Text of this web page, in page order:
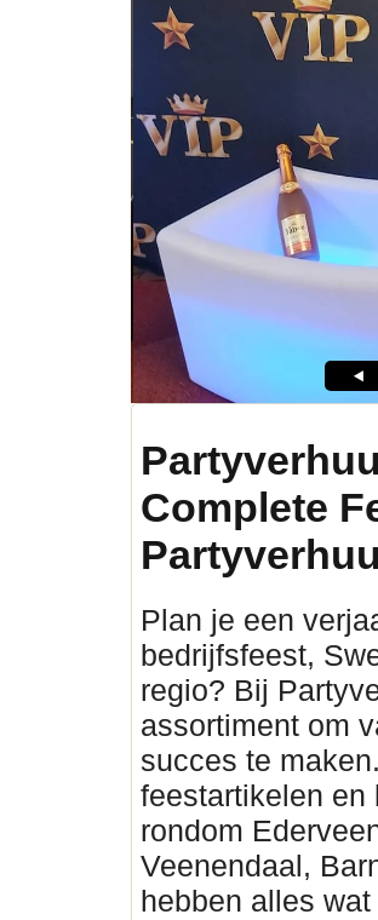
Complete
Plan je een
bedrijfsfeest,
regio? Bij
assortiment om
succes te
feestartikelen en
rondom
Veenendaal,
hebben alles